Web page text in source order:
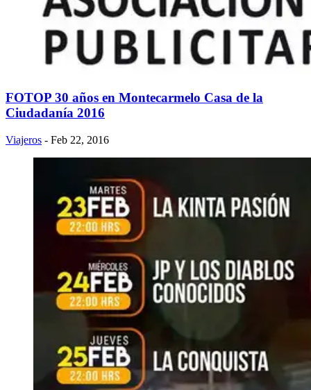
FOTOP 30 años en Montecarmelo Casa de la
Ciudadanía 2016
Viajeros - Feb 22, 2016